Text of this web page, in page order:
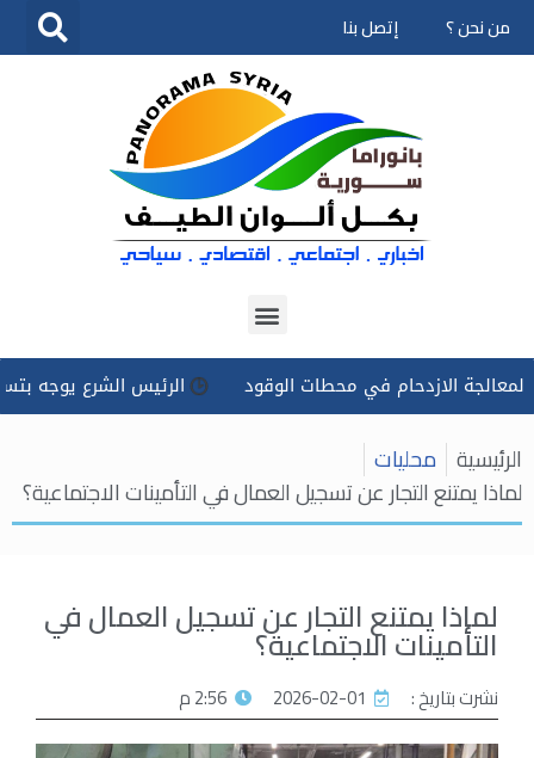
تخطى
من نحن ؟ إتصل بنا
الازدحام في محطات الوقود الرئيس الشرع يوجه بتسخير كل
الرئيسية محليات
لماذا يمتنع التجار عن تسجيل العمال في التأمينات الاجتماعية؟
لماذا يمتنع التجار عن تسجيل العمال في
التأمينات الاجتماعية؟
نشرت بتاريخ : 2026-02-01 2:56 م